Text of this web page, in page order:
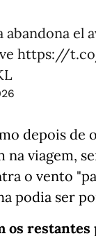
abandona el
https://
depois de
na viagem,
o vento
podia ser
os